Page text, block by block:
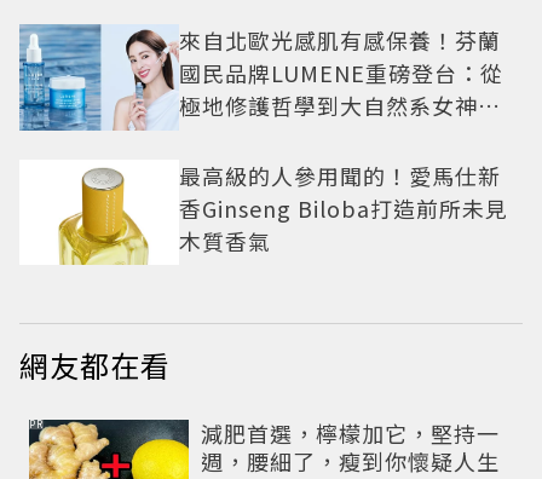
來自北歐光感肌有感保養！芬蘭
國民品牌LUMENE重磅登台：從
極地修護哲學到大自然系女神莫
最高級的人參用聞的！愛馬仕新
香Ginseng Biloba打造前所未見
木質香氣
網友都在看
減肥首選，檸檬加它，堅持一
週，腰細了，瘦到你懷疑人生
PR